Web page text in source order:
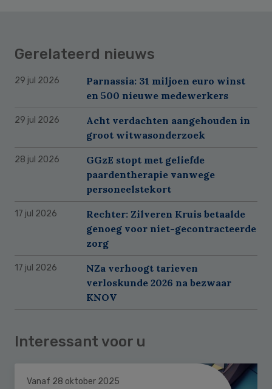
Gerelateerd nieuws
29 jul 2026
Parnassia: 31 miljoen euro winst
en 500 nieuwe medewerkers
29 jul 2026
Acht verdachten aangehouden in
groot witwasonderzoek
28 jul 2026
GGzE stopt met geliefde
paardentherapie vanwege
personeelstekort
17 jul 2026
Rechter: Zilveren Kruis betaalde
genoeg voor niet-gecontracteerde
zorg
17 jul 2026
NZa verhoogt tarieven
verloskunde 2026 na bezwaar
KNOV
Interessant voor u
Vanaf 28 oktober 2025